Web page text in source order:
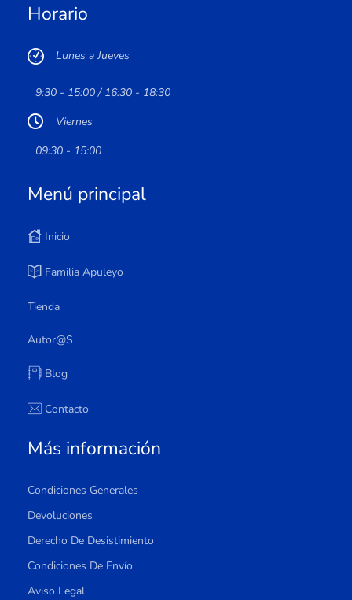
Horario
Lunes a Jueves
9:30 - 15:00 / 16:30 - 18:30
Viernes
09:30 - 15:00
Menú principal
Inicio
Familia Apuleyo
Tienda
Autor@s
Blog
Contacto
Más información
Condiciones Generales
Devoluciones
Derecho De Desistimiento
Condiciones De Envío
Aviso Legal